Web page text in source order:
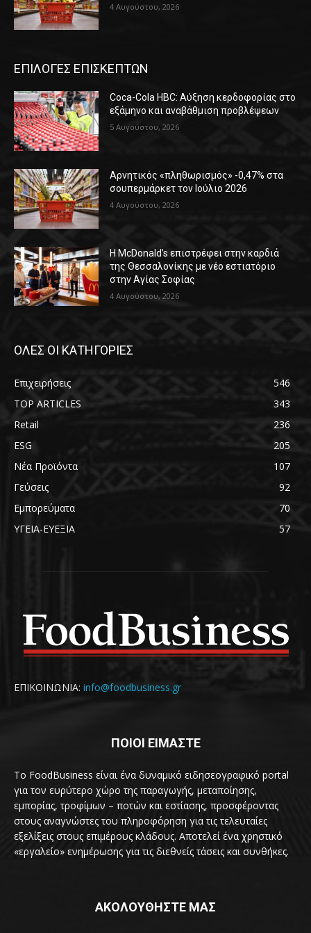
4 Αυγούστου, 2026
ΕΠΙΛΟΓΕΣ ΕΠΙΣΚΕΠΤΩΝ
Coca-Cola HBC: Αύξηση κερδοφορίας στο
εξάμηνο και αναβάθμιση προβλέψεων
5 Αυγούστου, 2026
Αρνητικός «πληθωρισμός» -0,47% στα
σουπερμάρκετ τον Ιούλιο 2026
4 Αυγούστου, 2026
Η McDonald’s επιστρέφει στην καρδιά
της Θεσσαλονίκης με νέο εστιατόριο
στην Αγίας Σοφίας
4 Αυγούστου, 2026
ΟΛΕΣ ΟΙ ΚΑΤΗΓΟΡΙΕΣ
Επιχειρήσεις
546
TOP ARTICLES
343
Retail
236
ESG
205
Νέα Προϊόντα
107
Γεύσεις
92
Εμπορεύματα
70
ΥΓΕΙΑ-ΕΥΕΞΙΑ
57
ΕΠΙΚΟΙΝΩΝΙΑ: info@foodbusiness.gr
ΠΟΙΟΙ ΕΙΜΑΣΤΕ
Το FoodBusiness είναι ένα δυναμικό ειδησεογραφικό portal
για τον ευρύτερο χώρο της παραγωγής, μεταποίησης,
εμπορίας, τροφίμων – ποτών και εστίασης, προσφέροντας
στους αναγνώστες του πληροφόρηση για τις τελευταίες
εξελίξεις στους επιμέρους κλάδους. Αποτελεί ένα χρηστικό
«εργαλείο» ενημέρωσης για τις διεθνείς τάσεις και συνθήκες.
ΑΚΟΛΟΥΘΗΣΤΕ ΜΑΣ